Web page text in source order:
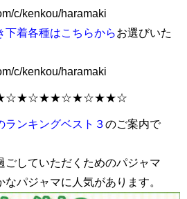
c/kenkou/haramaki
下着各種はこちらからお選びいた
c/kenkou/haramaki
ランキングベスト３のご案内で
ごしていただくためのパジャマ
パジャマに人気があります。